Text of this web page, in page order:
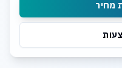
מחיר